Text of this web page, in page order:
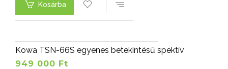
Kosárba
Kowa TSN-66S egyenes betekintésű spektív
949 000 Ft